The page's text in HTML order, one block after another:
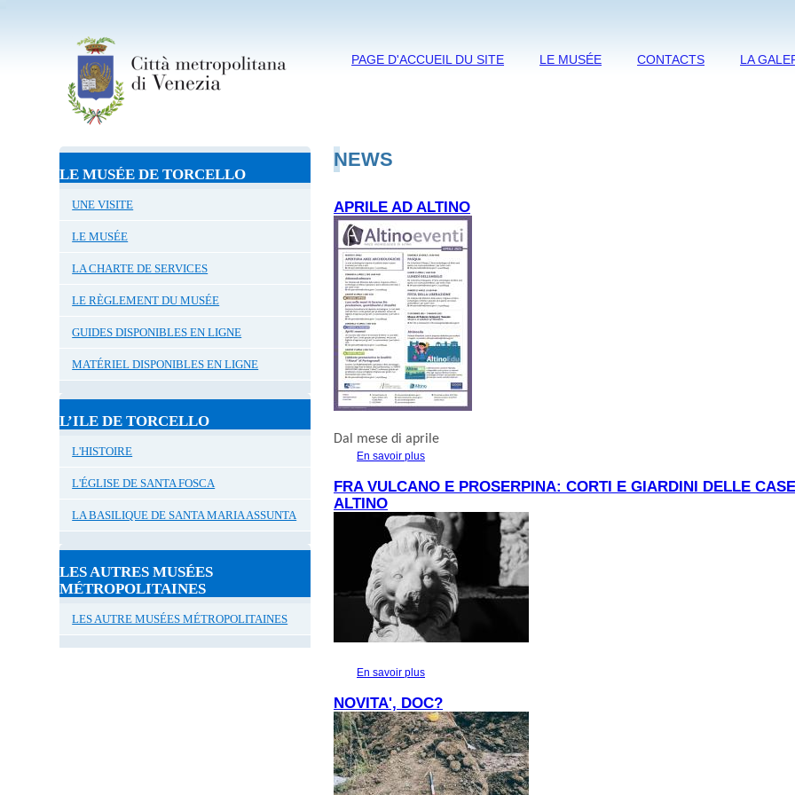
PAGE D'ACCUEIL DU SITE LE MUSÉE CONTACTS LA
LE MUSÉE DE TORCELLO
UNE VISITE
LE MUSÉE
LA CHARTE DE SERVICES
LE RÈGLEMENT DU MUSÉE
GUIDES DISPONIBLES EN LIGNE
MATÉRIEL DISPONIBLES EN LIGNE
L’ILE DE TORCELLO
L'HISTOIRE
L'ÉGLISE DE SANTA FOSCA
LA BASILIQUE DE SANTA MARIA ASSUNTA
LES AUTRES MUSÉES
MÉTROPOLITAINES
LES AUTRE MUSÉES MÉTROPOLITAINES
NEWS
APRILE AD ALTINO
Dal mese di aprile
En savoir plus
FRA VULCANO E PROSERPINA: CORTI E GIARDINI DELLE
ALTINO
En savoir plus
NOVITA', DOC?